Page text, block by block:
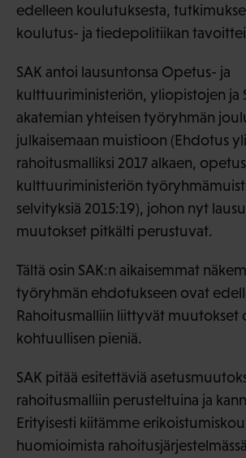
edelleen koulutuksesta,
koulutus- ja tiedepolitiikan
SAK antoi lausuntonsa Opetus- ja
kulttuuriministeriön, yliopistojen ja
akatemian yhteisen työryhmän
julkaisemaan muistioon (Ehdotus
rahoitusmalliksi 2017 alkaen,
kulttuuriministeriön
selvityksiä 2015:19), johon nyt
muutokset pitkälti perustuvat.
Tältä osin SAK:n aikaisemmat
työryhmän ehdotukseen ovat
Rahoitusmalliin liittyvät muutokset
kohtuullisen pieniä.
SAK pitää esitettäviä
rahoitusmalliin perusteltuina ja
Erityisesti kiitämme
huomioimista